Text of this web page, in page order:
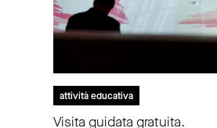
attività educativa
Visita guidata gratuita.